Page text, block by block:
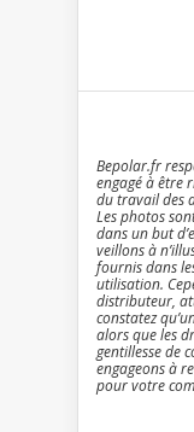
Bepolar.fr
engagé à être
du travail des
Les photos
dans un but
veillons à
fournis dans
utilisation.
distributeur,
constatez
alors que les
gentillesse de
engageons à
pour votre